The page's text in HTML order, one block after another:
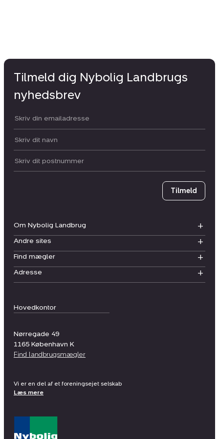
Hovedkontor
Nørregade 49
1165 København K
Find landbrugsmægler
Om Nybolig Landbrug
Andre sites
Find mægler
Adresse
Tilmeld dig Nybolig Landbrugs
nyhedsbrev
Din email:
Dit navn:
Postnummer
Tilmeld
Vi er en del af et foreningsejet selskab
Læs mere